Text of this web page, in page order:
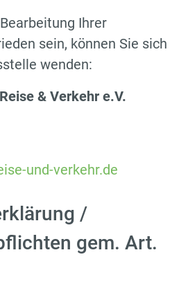
Ihrer
sein, können Sie sich
wenden:
& Verkehr e.V.
und-verkehr.de
/
gem. Art.